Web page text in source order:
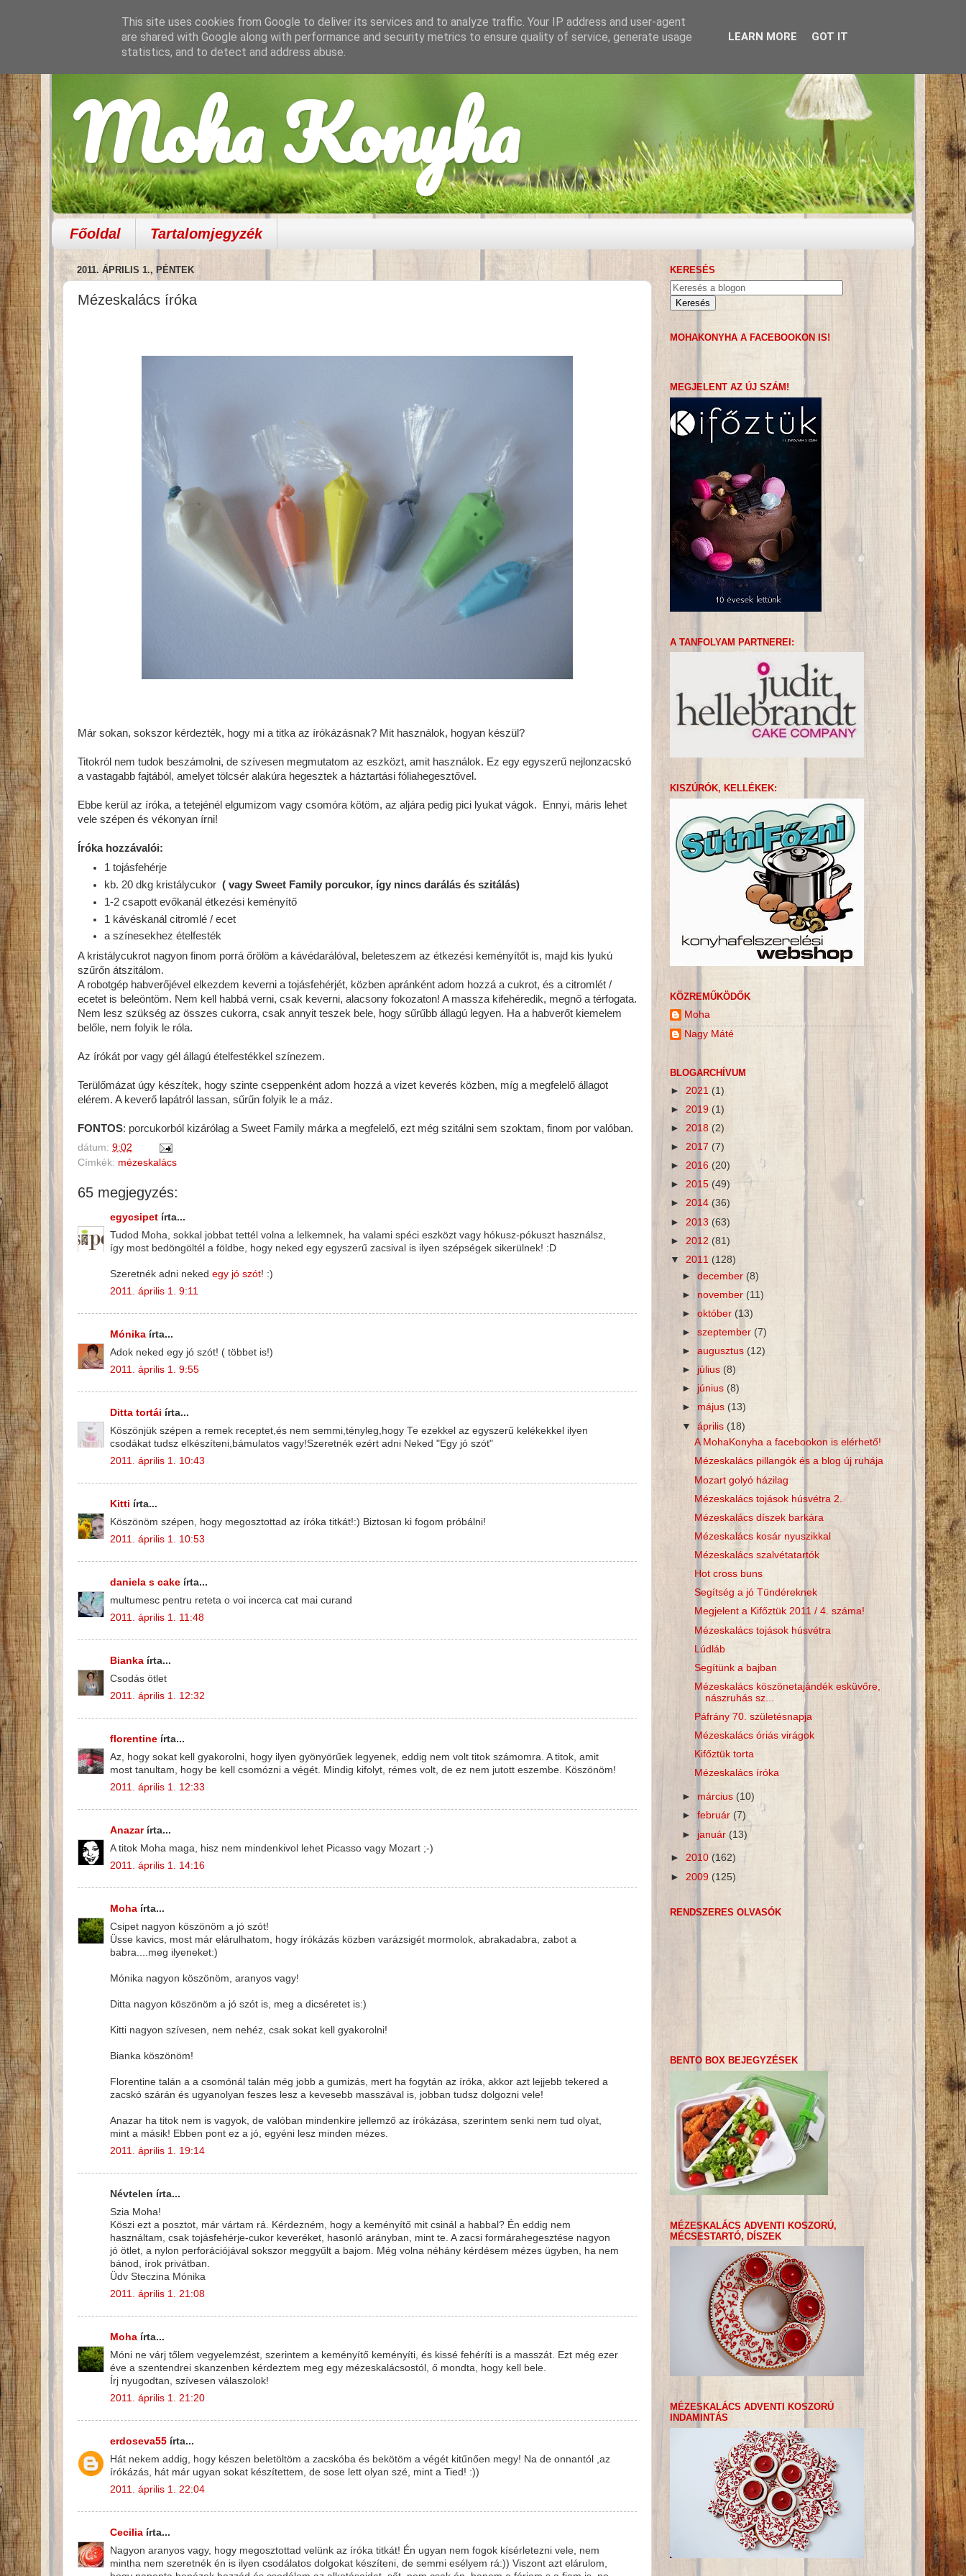
Moha Konyha
Főoldal Tartalomjegyzék
2011. ÁPRILIS 1., PÉNTEK
Mézeskalács íróka
Már sokan, sokszor kérdezték, hogy mi a titka az írókázásnak? Mit használok, hogyan készül?
Titokról nem tudok beszámolni, de szívesen megmutatom az eszközt, amit használok. Ez egy egyszerű nejlonzacskó
a vastagabb fajtából, amelyet tölcsér alakúra hegesztek a háztartási fóliahegesztővel.
Ebbe kerül az íróka, a tetejénél elgumizom vagy csomóra kötöm, az aljára pedig pici lyukat vágok. Ennyi, máris lehet
vele szépen és vékonyan írni!
Íróka hozzávalói:
1 tojásfehérje
kb. 20 dkg kristálycukor( vagy Sweet Family porcukor, így nincs darálás és szitálás)
1-2 csapott evőkanál étkezési keményítő
1 kávéskanál citromlé / ecet
a színesekhez ételfesték
A kristálycukrot nagyon finom porrá őrölöm a kávédarálóval, beleteszem az étkezési keményítőt is, majd kis lyukú
szűrőn átszitálom.
A robotgép habverőjével elkezdem keverni a tojásfehérjét, közben apránként adom hozzá a cukrot, és a citromlét /
ecetet is beleöntöm. Nem kell habbá verni, csak keverni, alacsony fokozaton! A massza kifehéredik, megnő a térfogata.
Nem lesz szükség az összes cukorra, csak annyit teszek bele, hogy sűrűbb állagú legyen. Ha a habverőt kiemelem
belőle, nem folyik le róla.
Az írókát por vagy gél állagú ételfestékkel színezem.
Terülőmázat úgy készítek, hogy szinte cseppenként adom hozzá a vizet keverés közben, míg a megfelelő állagot
elérem. A keverő lapátról lassan, sűrűn folyik le a máz.
FONTOS: porcukorból kizárólag a Sweet Family márka a megfelelő, ezt még szitálni sem szoktam, finom por valóban.
dátum: 9:02
Címkék: mézeskalács
65 megjegyzés:
egycsipet írta...
Tudod Moha, sokkal jobbat tettél volna a lelkemnek, ha valami spéci eszközt vagy hókusz-pókuszt használsz,
így most bedöngöltél a földbe, hogy neked egy egyszerű zacsival is ilyen szépségek sikerülnek! :D
Szeretnék adni neked egy jó szót! :)
2011. április 1. 9:11
Mónika írta...
Adok neked egy jó szót! ( többet is!)
2011. április 1. 9:55
Ditta tortái írta...
Köszönjük szépen a remek receptet,és nem semmi,tényleg,hogy Te ezekkel az egyszerű kelékekkel ilyen
csodákat tudsz elkészíteni,bámulatos vagy!Szeretnék ezért adni Neked "Egy jó szót"
2011. április 1. 10:43
Kitti írta...
Köszönöm szépen, hogy megosztottad az íróka titkát!:) Biztosan ki fogom próbálni!
2011. április 1. 10:53
daniela s cake írta...
multumesc pentru reteta o voi incerca cat mai curand
2011. április 1. 11:48
Bianka írta...
Csodás ötlet
2011. április 1. 12:32
florentine írta...
Az, hogy sokat kell gyakorolni, hogy ilyen gyönyörűek legyenek, eddig nem volt titok számomra. A titok, amit
most tanultam, hogy be kell csomózni a végét. Mindig kifolyt, rémes volt, de ez nem jutott eszembe. Köszönöm!
2011. április 1. 12:33
Anazarírta...
A titok Moha maga, hisz nem mindenkivol lehet Picasso vagy Mozart ;-)
2011. április 1. 14:16
Moha írta...
Csipet nagyon köszönöm a jó szót!
Üsse kavics, most már elárulhatom, hogy írókázás közben varázsigét mormolok, abrakadabra, zabot a
babra....meg ilyeneket:)
Mónika nagyon köszönöm, aranyos vagy!
Ditta nagyon köszönöm a jó szót is, meg a dicséretet is:)
Kitti nagyon szívesen, nem nehéz, csak sokat kell gyakorolni!
Bianka köszönöm!
Florentine talán a a csomónál talán még jobb a gumizás, mert ha fogytán az íróka, akkor azt lejjebb tekered a
zacskó szárán és ugyanolyan feszes lesz a kevesebb masszával is, jobban tudsz dolgozni vele!
Anazar ha titok nem is vagyok, de valóban mindenkire jellemző az írókázása, szerintem senki nem tud olyat,
mint a másik! Ebben pont ez a jó, egyéni lesz minden mézes.
2011. április 1. 19:14
Névtelen írta...
Szia Moha!
Köszi ezt a posztot, már vártam rá. Kérdezném, hogy a keményítő mit csinál a habbal? Én eddig nem
használtam, csak tojásfehérje-cukor keveréket, hasonló arányban, mint te. A zacsi formárahegesztése nagyon
jó ötlet, a nylon perforációjával sokszor meggyűlt a bajom. Még volna néhány kérdésem mézes ügyben, ha nem
bánod, írok privátban.
Üdv Steczina Mónika
2011. április 1. 21:08
Moha írta...
Móni ne várj tőlem vegyelemzést, szerintem a keményítő keményíti, és kissé fehéríti is a masszát. Ezt még ezer
éve a szentendrei skanzenben kérdeztem meg egy mézeskalácsostól, ő mondta, hogy kell bele.
Írj nyugodtan, szívesen válaszolok!
2011. április 1. 21:20
erdoseva55 írta...
Hát nekem addig, hogy készen beletöltöm a zacskóba és bekötöm a végét kitűnően megy! Na de onnantól ,az
írókázás, hát már ugyan sokat készítettem, de sose lett olyan szé, mint a Tied! :))
2011. április 1. 22:04
Cecilia írta...
Nagyon aranyos vagy, hogy megosztottad velünk az íróka titkát! Én ugyan nem fogok kísérletezni vele, nem
mintha nem szeretnék én is ilyen csodálatos dolgokat készíteni, de semmi esélyem rá:)) Viszont azt elárulom,
KERESÉS
MOHAKONYHA A FACEBOOKON IS!
MEGJELENT AZ ÚJ SZÁM!
A TANFOLYAM PARTNEREI:
KISZÚRÓK, KELLÉKEK:
KÖZREMŰKÖDŐK
Moha
Nagy Máté
BLOGARCHÍVUM
► 2021 (1)
► 2019 (1)
► 2018 (2)
► 2017 (7)
► 2016 (20)
► 2015 (49)
► 2014 (36)
► 2013 (63)
► 2012 (81)
▼ 2011 (128)
►december (8)
► november(11)
►október (13)
►szeptember (7)
►augusztus (12)
► július(8)
► június (8)
► május (13)
▼április (18)
A MohaKonyha a facebookon is elérhető!
Mézeskalács pillangók és a blog új ruhája
Mozart golyó házilag
Mézeskalács tojások húsvétra 2.
Mézeskalács díszek barkára
Mézeskalács kosár nyuszikkal
Mézeskalács szalvétatartók
Hot cross buns
Segítség a jó Tündéreknek
Megjelent a Kifőztük 2011 / 4. száma!
Mézeskalács tojások húsvétra
Lúdláb
Segítünk a bajban
Mézeskalács köszönetajándék esküvőre,
nászruhás sz...
Páfrány 70. születésnapja
Mézeskalács óriás virágok
Kifőztük torta
Mézeskalács íróka
► március(10)
►február (7)
► január (13)
► 2010 (162)
► 2009 (125)
RENDSZERES OLVASÓK
BENTO BOX BEJEGYZÉSEK
MÉZESKALÁCS ADVENTI KOSZORÚ,
MÉCSESTARTÓ, DÍSZEK
MÉZESKALÁCS ADVENTI KOSZORÚ
INDAMINTÁS
This site uses cookies from Google to deliver its services and to analyze traffic. Your IP address and user-agent
are shared with Google along with performance and security metrics to ensure quality of service, generate usage
statistics, and to detect and address abuse.
LEARN MORE GOT IT